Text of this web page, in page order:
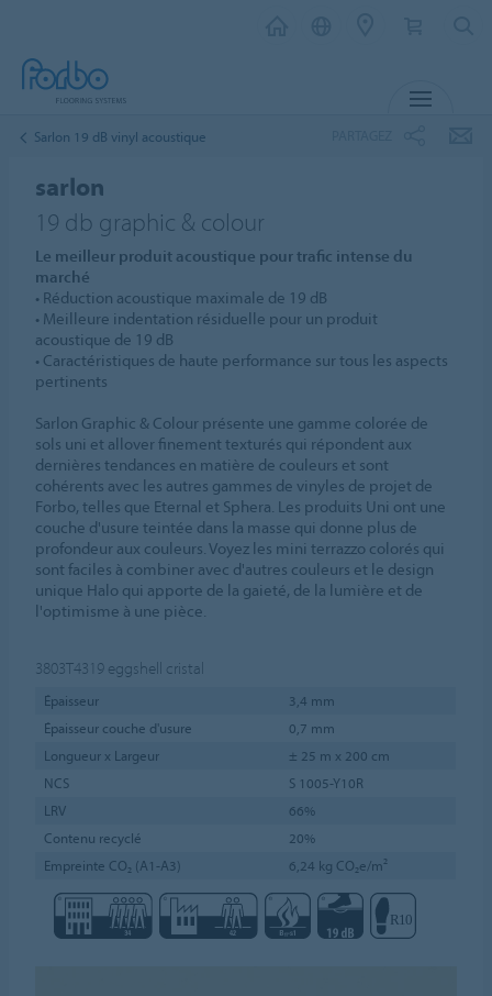
Sarlon 19 dB vinyl acoustique
sarlon
19 db graphic & colour
Le meilleur produit acoustique pour trafic intense du
marché
• Réduction acoustique maximale de 19 dB
• Meilleure indentation résiduelle pour un produit
acoustique de 19 dB
• Caractéristiques de haute performance sur tous les aspects
pertinents
Sarlon Graphic & Colour présente une gamme colorée de
sols uni et allover finement texturés qui répondent aux
dernières tendances en matière de couleurs et sont
cohérents avec les autres gammes de vinyles de projet de
Forbo, telles que Eternal et Sphera. Les produits Uni ont une
couche d'usure teintée dans la masse qui donne plus de
profondeur aux couleurs. Voyez les mini terrazzo colorés qui
sont faciles à combiner avec d'autres couleurs et le design
unique Halo qui apporte de la gaieté, de la lumière et de
l'optimisme à une pièce.
3803T4319 eggshell cristal
Épaisseur
3,4 mm
Épaisseur couche d'usure
0,7 mm
Longueur x Largeur
± 25 m x 200 cm
NCS
S 1005-Y10R
LRV
66%
Contenu recyclé
20%
Empreinte CO₂ (A1-A3)
6,24 kg CO₂e/m²